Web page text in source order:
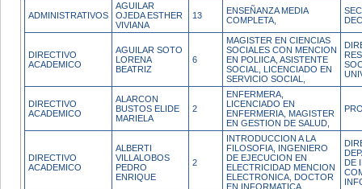
ADMINISTRATIVOS
AGUILAR
OJEDA ESTHER
VIVIANA
13
ENSEÑANZA MEDIA
COMPLETA,
DIRECTIVO
ACADEMICO
AGUILAR SOTO
LORENA
BEATRIZ
6
MAGISTER EN CIENCIAS
SOCIALES CON MENCION
EN POLIICA, ASISTENTE
SOCIAL, LICENCIADO EN
SERVICIO SOCIAL,
DIRECTIVO
ACADEMICO
ALARCON
BUSTOS ELIDE
MARIELA
2
ENFERMERA,
LICENCIADO EN
ENFERMERIA, MAGISTER
EN GESTION DE SALUD,
DIRECTIVO
ACADEMICO
ALBERTI
VILLALOBOS
PEDRO
ENRIQUE
2
INTRODUCCION A LA
FILOSOFIA, INGENIERO
DE EJECUCION EN
ELECTRICIDAD MENCION
ELECTRONICA, DOCTOR
EN INFORMATICA,
DE